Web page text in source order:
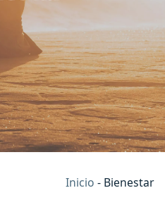
Inicio - Bienestar